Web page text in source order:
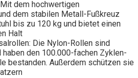
dem hochwertigen
dem stabilen Metall-Fußkreuz
bis zu 120 kg und bietet einen
Halt
Die Nylon-Rollen sind
den 100.000-fachen Zyklen-
bestanden. Außerdem schützen sie